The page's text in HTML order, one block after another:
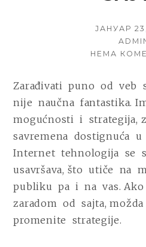
POSTED
ЈАНУАР
НЕМА
Zarađivati puno od veb
nije naučna fantastika.
mogućnosti i strategija,
savremena dostignuća
Internet tehnologija se
usavršava, što utiče na
publiku pa i na vas.
zaradom od sajta,
promenite strategije.